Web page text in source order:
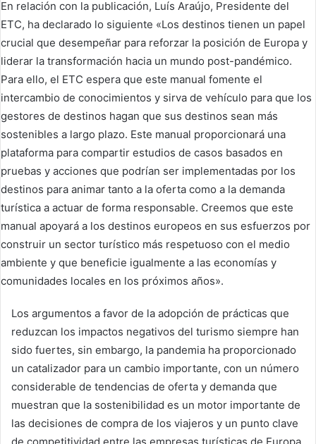
En relación con la publicación, Luís Araújo, Presidente del
ETC, ha declarado lo siguiente «Los destinos tienen un papel
crucial que desempeñar para reforzar la posición de Europa y
liderar la transformación hacia un mundo post-pandémico.
Para ello, el ETC espera que este manual fomente el
intercambio de conocimientos y sirva de vehículo para que los
gestores de destinos hagan que sus destinos sean más
sostenibles a largo plazo. Este manual proporcionará una
plataforma para compartir estudios de casos basados en
pruebas y acciones que podrían ser implementadas por los
destinos para animar tanto a la oferta como a la demanda
turística a actuar de forma responsable. Creemos que este
manual apoyará a los destinos europeos en sus esfuerzos por
construir un sector turístico más respetuoso con el medio
ambiente y que beneficie igualmente a las economías y
comunidades locales en los próximos años».
Los argumentos a favor de la adopción de prácticas que
reduzcan los impactos negativos del turismo siempre han
sido fuertes, sin embargo, la pandemia ha proporcionado
un catalizador para un cambio importante, con un número
considerable de tendencias de oferta y demanda que
muestran que la sostenibilidad es un motor importante de
las decisiones de compra de los viajeros y un punto clave